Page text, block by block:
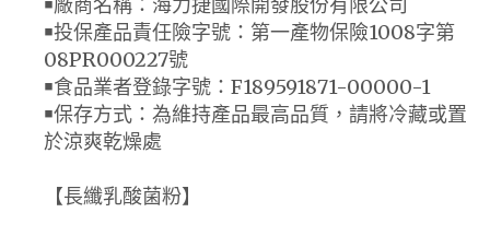
￭投保產品責任險字號：第一產物保險1008字第
08PR000227號
￭食品業者登錄字號：F189591871-00000-1
￭保存方式：為維持產品最高品質，請將冷藏或置
於涼爽乾燥處
【長纖乳酸菌粉】